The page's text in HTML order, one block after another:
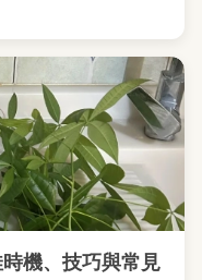
機、技巧與常見